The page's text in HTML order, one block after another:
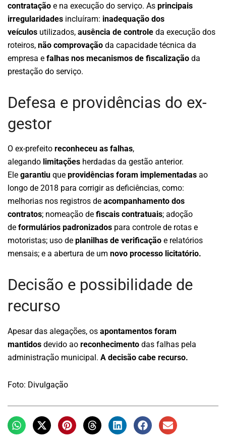
contratação e na execução do serviço. As principais
irregularidades incluíram: inadequação dos
veículos utilizados, ausência de controle da execução dos
roteiros, não comprovação da capacidade técnica da
empresa e falhas nos mecanismos de fiscalização da
prestação do serviço.
Defesa e providências do ex-
gestor
O ex-prefeito reconheceu as falhas,
alegando limitações herdadas da gestão anterior.
Ele garantiu que providências foram implementadas ao
longo de 2018 para corrigir as deficiências, como:
melhorias nos registros de acompanhamento dos
contratos; nomeação de fiscais contratuais; adoção
de formulários padronizados para controle de rotas e
motoristas; uso de planilhas de verificação e relatórios
mensais; e a abertura de um novo processo licitatório.
Decisão e possibilidade de
recurso
Apesar das alegações, os apontamentos foram
mantidos devido ao reconhecimento das falhas pela
administração municipal. A decisão cabe recurso.
Foto: Divulgação